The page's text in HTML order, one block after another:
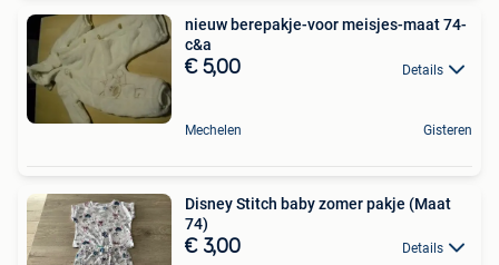
nieuw berepakje-voor meisjes-maat 74-
c&a
€ 5,00 Details
Mechelen Gisteren
Disney Stitch baby zomer pakje (Maat
74)
€ 3,00 Details